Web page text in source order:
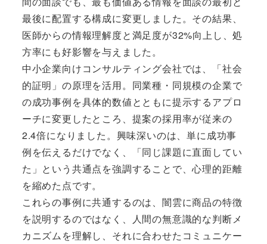
最後に配置する構成に変更しました。その結果、
医師からの情報理解度と満足度が32%向上し、処
方率にも好影響を与えました。
中小企業向けコンサルティング会社では、「社会
的証明」の原理を活用。同業種・同規模の企業で
の成功事例を具体的数値とともに提示するアプロ
ーチに変更したところ、提案の採用率が従来の
2.4倍になりました。興味深いのは、単に成功事
例を伝えるだけでなく、「同じ課題に直面してい
た」という共通点を強調することで、心理的距離
を縮めた点です。
これらの事例に共通するのは、闇雲に商品の特徴
を説明するのではなく、人間の無意識的な判断メ
カニズムを理解し、それに合わせたコミュニケー